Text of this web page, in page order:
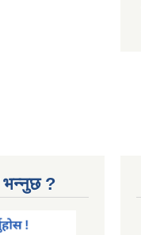
भन्नुछ ?